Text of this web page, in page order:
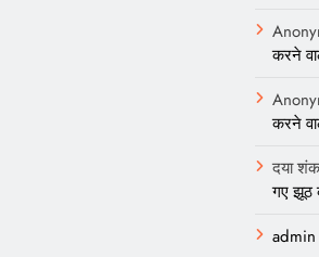
करने
करने
दया
गए झूठ
admin